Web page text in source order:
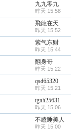
九九零九
昨天 15:58
飛龍在天
昨天 15:52
紫气东财
昨天 15:44
翻身哥
昨天 15:22
qsd65320
昨天 15:21
tgnh25631
昨天 15:06
不瞌睡美人
昨天 15:00